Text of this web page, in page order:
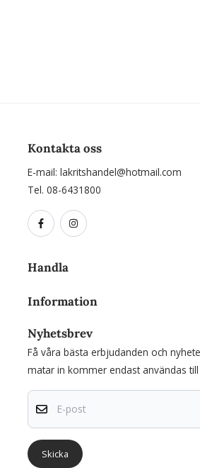
Kontakta oss
E-mail: lakritshandel@hotmail.com
Tel. 08-6431800
Handla
Kontakta oss
Skapa konto
Inloggning
Information
Nyhetsbrev
Om cookies
Nyhetsbrev
Få våra bästa erbjudanden och
matar in kommer endast användas
E-post
Skicka